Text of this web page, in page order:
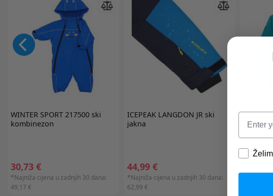
WINTER SPORT217500 ski
kombinezon
30,73 €
*Najniža cijena u zadnjih 30 dana:
49,17 €
ICEPEAK LANGDON JR ski
jakna
44,99 €
*Najniža cijena u zadnjih 30 dana:
62,99 €
COOL
jakna